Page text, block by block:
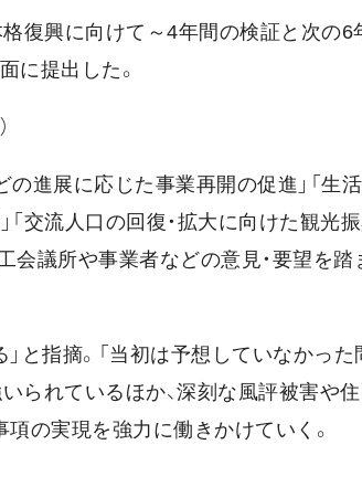
復興に向けて～4年間の検証と次の
に提出した。
）
進展に応じた事業再開の促進」「生
「交流人口の回復・拡大に向けた観光
会議所や事業者などの意見・要望を踏
」と指摘。「当初は予想していなかっ
られているほか、深刻な風評被害や
項の実現を強力に働きかけていく。